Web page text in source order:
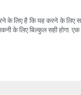
के लिए है कि यह करने के
के लिए बिल्कुल सही होगा.